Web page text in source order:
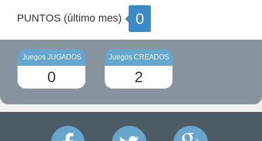
PUNTOS (último mes) 0
Juegos JUGADOS
0
Juegos CREADOS
2